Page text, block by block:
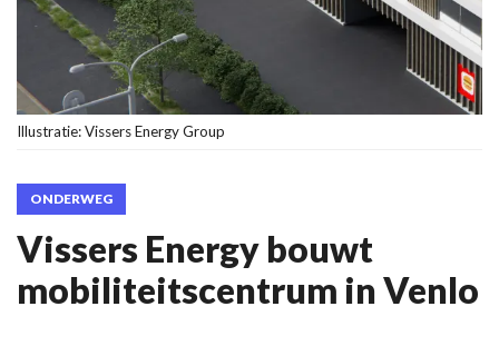
Illustratie: Vissers Energy Group
ONDERWEG
Vissers Energy bouwt
mobiliteitscentrum in Venlo